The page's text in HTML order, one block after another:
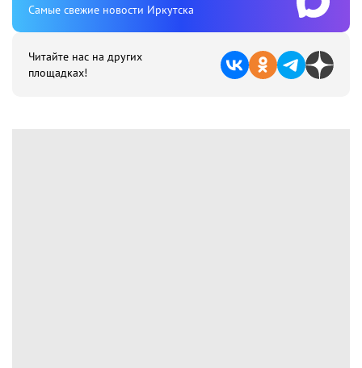
Cамые свежие новости Иркутска
Читайте нас на других
площадках!